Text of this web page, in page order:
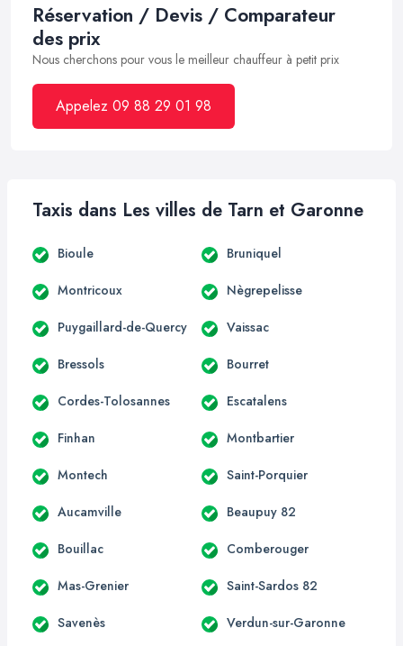
Réservation / Devis / Comparateur
des prix
Nous cherchons pour vous le meilleur chauffeur à petit prix
Appelez 09 88 29 01 98
Taxis dans Les villes de Tarn et Garonne
Bioule Bruniquel
Montricoux Nègrepelisse
Puygaillard-de-Quercy Vaissac
Bressols Bourret
Cordes-Tolosannes Escatalens
Finhan Montbartier
Montech Saint-Porquier
Aucamville Beaupuy 82
Bouillac Comberouger
Mas-Grenier Saint-Sardos 82
Savenès Verdun-sur-Garonne